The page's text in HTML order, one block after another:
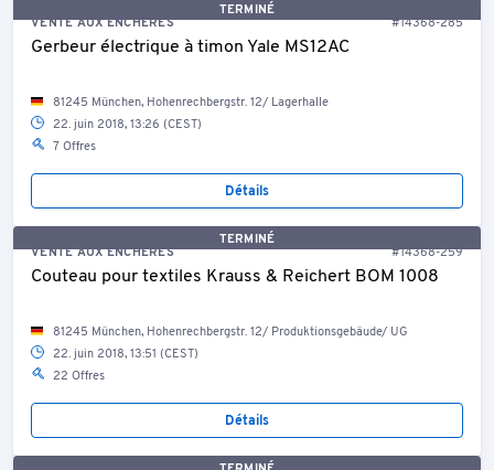
TERMINÉ
VENTE AUX ENCHÈRES
#14368-285
Gerbeur électrique à timon Yale MS12AC
81245 München, Hohenrechbergstr. 12/ Lagerhalle
22. juin 2018, 13:26 (CEST)
7 Offres
Détails
TERMINÉ
VENTE AUX ENCHÈRES
#14368-259
Couteau pour textiles Krauss & Reichert BOM 1008
81245 München, Hohenrechbergstr. 12/ Produktionsgebäude/ UG
22. juin 2018, 13:51 (CEST)
22 Offres
Détails